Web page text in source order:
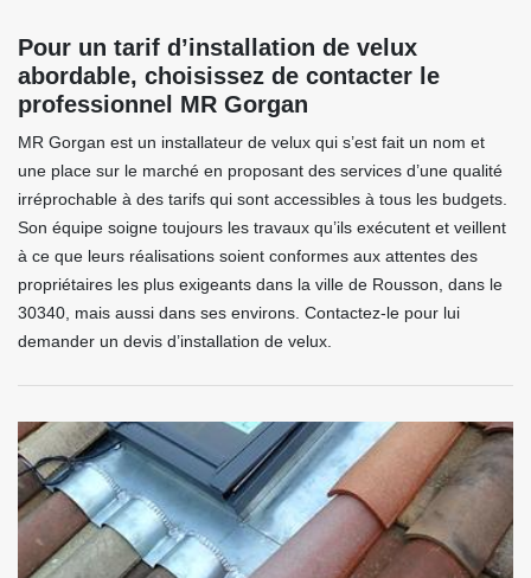
Pour un tarif d’installation de velux
abordable, choisissez de contacter le
professionnel MR Gorgan
MR Gorgan est un installateur de velux qui s’est fait un nom et
une place sur le marché en proposant des services d’une qualité
irréprochable à des tarifs qui sont accessibles à tous les budgets.
Son équipe soigne toujours les travaux qu’ils exécutent et veillent
à ce que leurs réalisations soient conformes aux attentes des
propriétaires les plus exigeants dans la ville de Rousson, dans le
30340, mais aussi dans ses environs. Contactez-le pour lui
demander un devis d’installation de velux.